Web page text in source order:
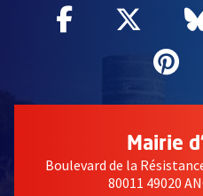
Facebook
, Ouvre une
,
,
Mairie
Boulevard de la
80011 49020